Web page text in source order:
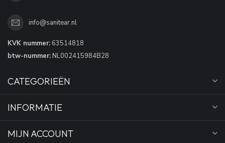
info@sanitear.nl
KVK nummer: 63514818
btw-nummer: NL002415984B28
CATEGORIEËN
INFORMATIE
MIJN ACCOUNT